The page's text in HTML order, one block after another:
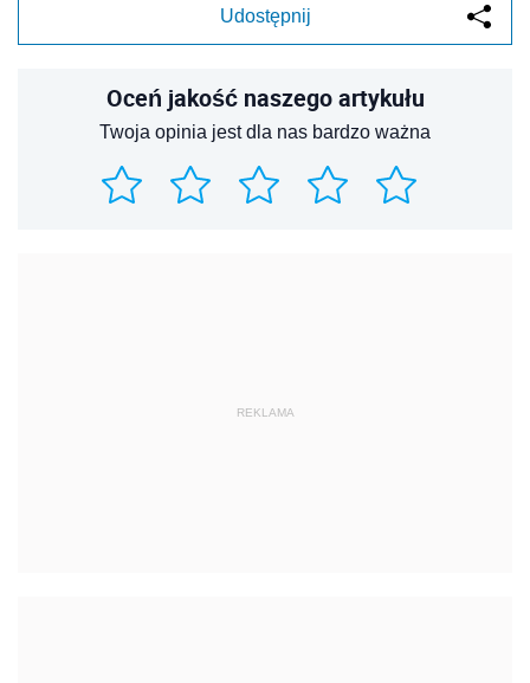
Udostępnij
Oceń jakość naszego artykułu
Twoja opinia jest dla nas bardzo ważna
REKLAMA